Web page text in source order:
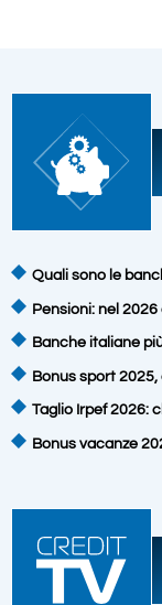
Quali sono le
Pensioni: nel
Banche italiane
Bonus sport
Taglio Irpef 2026:
Bonus vacanze